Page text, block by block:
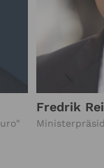
Fredrik